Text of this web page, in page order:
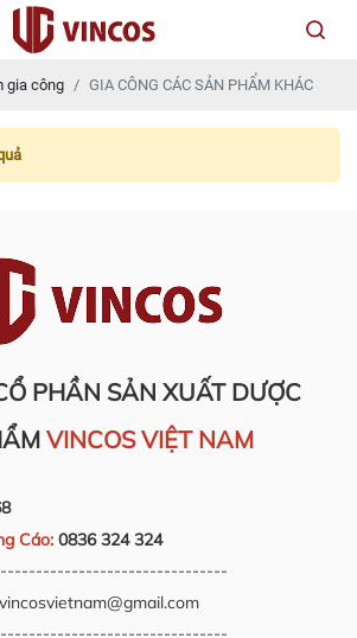
gia công GIA CÔNG CÁC SẢN PHẨM KHÁC
PHẦN SẢN XUẤT DƯỢC
VINCOS VIỆT NAM
Cáo: 0836 324 324